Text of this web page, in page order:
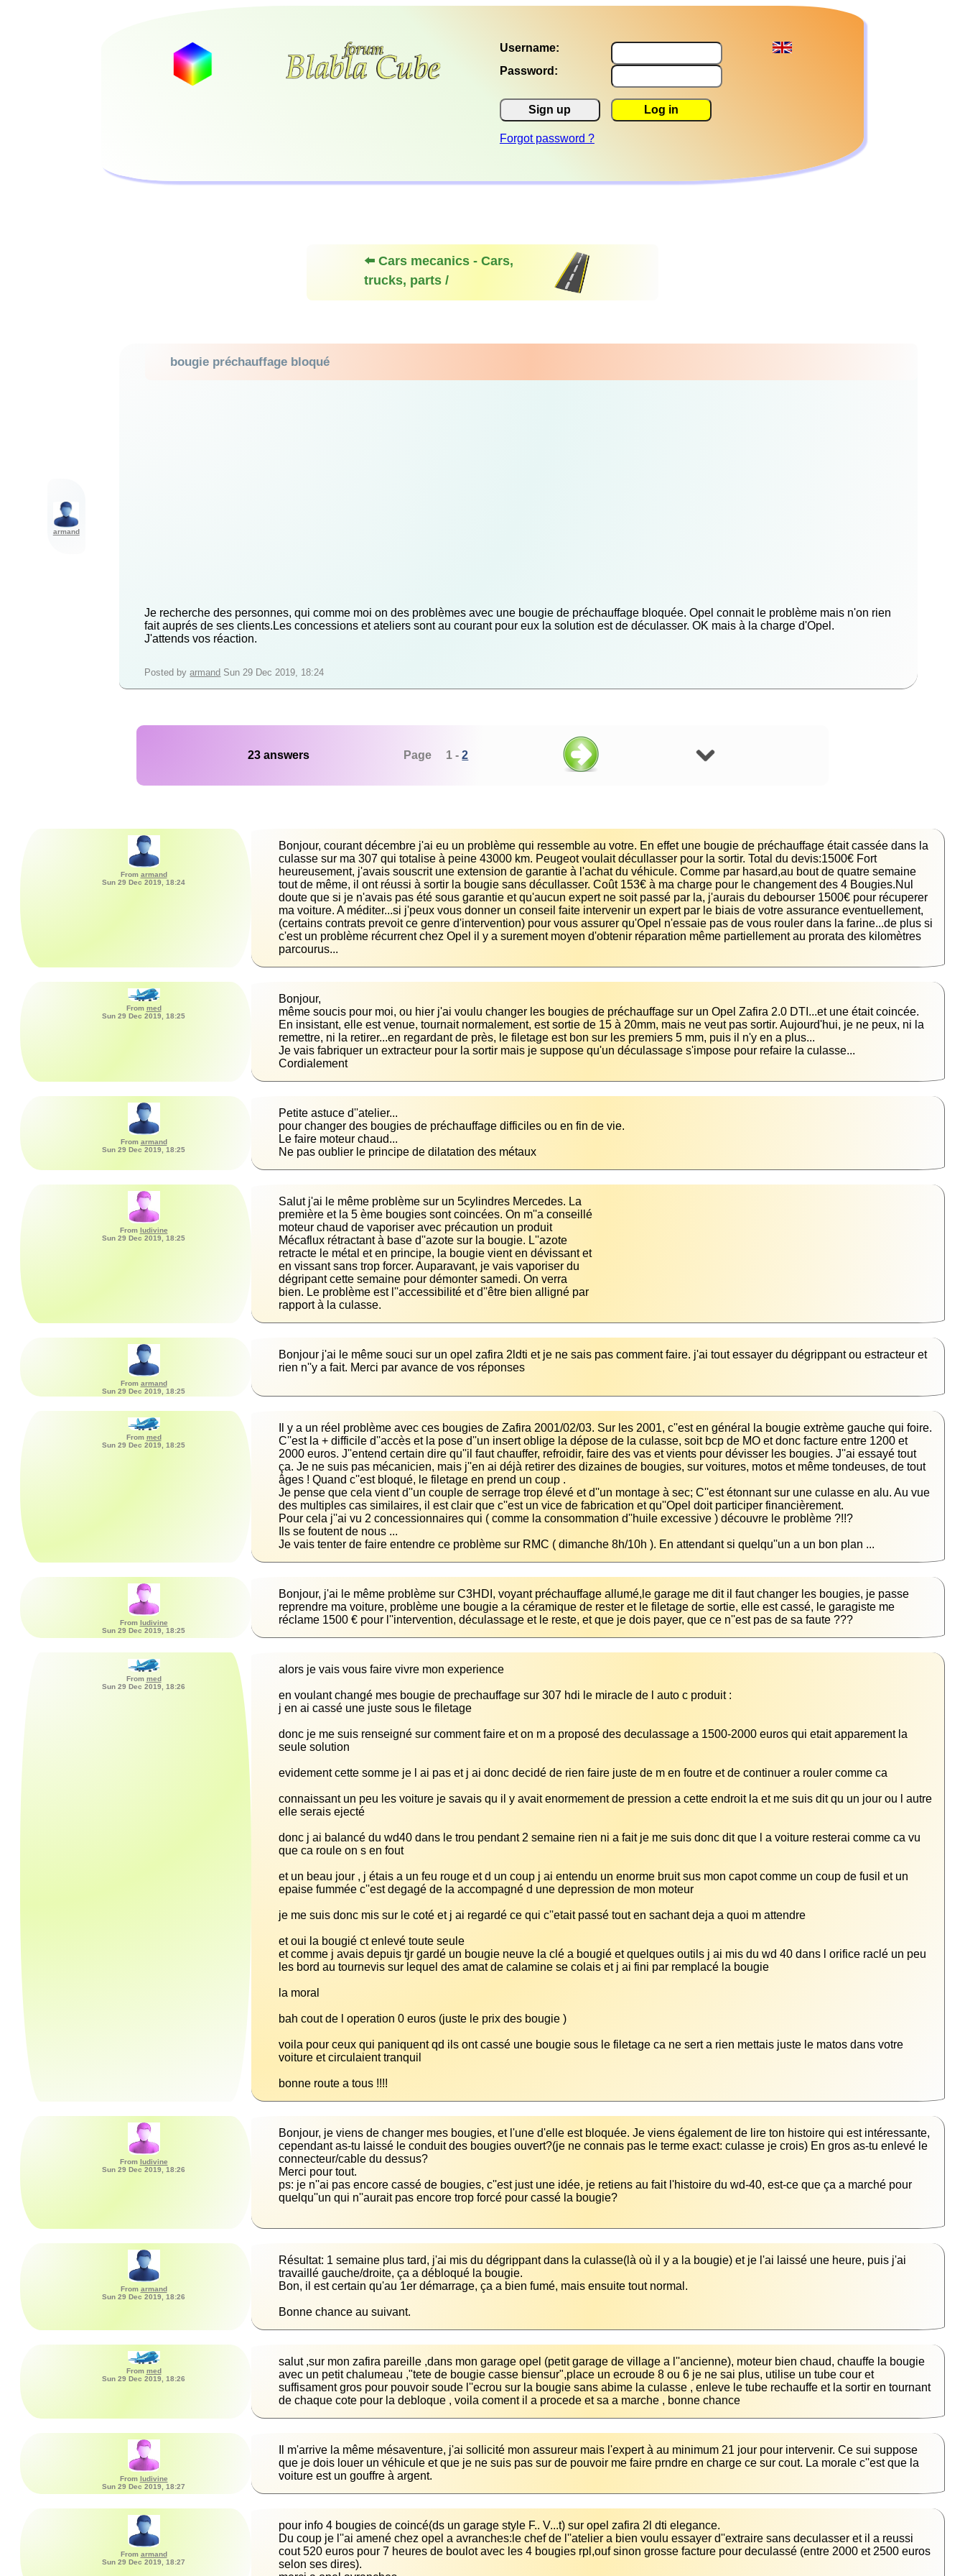
Username:
Password:
Sign up Log in
Forgot password ?
⬅️ Cars mecanics - Cars,
trucks, parts /
armand
bougie préchauffage bloqué
Je recherche des personnes, qui comme moi on des problèmes avec une bougie de préchauffage bloquée. Opel connait le problème mais n'on rien
fait auprés de ses clients.Les concessions et ateliers sont au courant pour eux la solution est de déculasser. OK mais à la charge d'Opel.
J'attends vos réaction.
Posted byarmand Sun 29 Dec 2019, 18:24
23 answers Page 1 -2
From armand
Sun 29 Dec 2019, 18:24
Bonjour, courant décembre j'ai eu un problème qui ressemble au votre. En effet une bougie de préchauffage était cassée dans la
culasse sur ma 307 qui totalise à peine 43000 km. Peugeot voulait décullasser pour la sortir. Total du devis:1500€ Fort
heureusement, j'avais souscrit une extension de garantie à l'achat du véhicule. Comme par hasard,au bout de quatre semaine
tout de même, il ont réussi à sortir la bougie sans décullasser. Coût 153€ à ma charge pour le changement des 4 Bougies.Nul
doute que si je n'avais pas été sous garantie et qu'aucun expert ne soit passé par la, j'aurais du debourser 1500€ pour récuperer
ma voiture. A méditer...si j'peux vous donner un conseil faite intervenir un expert par le biais de votre assurance eventuellement,
(certains contrats prevoit ce genre d'intervention) pour vous assurer qu'Opel n'essaie pas de vous rouler dans la farine...de plus si
c'est un problème récurrent chez Opel il y a surement moyen d'obtenir réparation même partiellement au prorata des kilomètres
parcourus...
From med
Sun 29 Dec 2019, 18:25
même soucis pour moi, ou hier j'ai voulu changer les bougies de préchauffage sur un Opel Zafira 2.0 DTI...et une était coincée.
En insistant, elle est venue, tournait normalement, est sortie de 15 à 20mm, mais ne veut pas sortir. Aujourd'hui, je ne peux, ni la
Cordialement
From armand
Sun 29 Dec 2019, 18:25
Ne pas oublier le principe de dilatation des métaux
From ludivine
Sun 29 Dec 2019, 18:25
rapport à la culasse.
From armand
Sun 29 Dec 2019, 18:25
Bonjour j'ai le même souci sur un opel zafira 2ldti et je ne sais pas comment faire. j'ai tout essayer du dégrippant ou estracteur et
rien n''y a fait. Merci par avance de vos réponses
From med
Sun 29 Dec 2019, 18:25
Il y a un réel problème avec ces bougies de Zafira 2001/02/03. Sur les 2001, c''est en général la bougie extrème gauche qui foire.
C''est la + difficile d''accès et la pose d''un insert oblige la dépose de la culasse, soit bcp de MO et donc facture entre 1200 et
2000 euros. J''entend certain dire qu''il faut chauffer, refroidir, faire des vas et vients pour dévisser les bougies. J''ai essayé tout
ça. Je ne suis pas mécanicien, mais j''en ai déjà retirer des dizaines de bougies, sur voitures, motos et même tondeuses, de tout
Je pense que cela vient d''un couple de serrage trop élevé et d''un montage à sec; C''est étonnant sur une culasse en alu. Au vue
Je vais tenter de faire entendre ce problème sur RMC ( dimanche 8h/10h ). En attendant si quelqu''un a un bon plan ...
From ludivine
Sun 29 Dec 2019, 18:25
Bonjour, j'ai le même problème sur C3HDI, voyant préchauffage allumé,le garage me dit il faut changer les bougies, je passe
reprendre ma voiture, problème une bougie a la céramique de rester et le filetage de sortie, elle est cassé, le garagiste me
réclame 1500 € pour l''intervention, déculassage et le reste, et que je dois payer, que ce n''est pas de sa faute ???
From med
Sun 29 Dec 2019, 18:26
donc je me suis renseigné sur comment faire et on m a proposé des deculassage a 1500-2000 euros qui etait apparement la
connaissant un peu les voiture je savais qu il y avait enormement de pression a cette endroit la et me suis dit qu un jour ou l autre
donc j ai balancé du wd40 dans le trou pendant 2 semaine rien ni a fait je me suis donc dit que l a voiture resterai comme ca vu
et un beau jour , j étais a un feu rouge et d un coup j ai entendu un enorme bruit sus mon capot comme un coup de fusil et un
et comme j avais depuis tjr gardé un bougie neuve la clé a bougié et quelques outils j ai mis du wd 40 dans l orifice raclé un peu
voila pour ceux qui paniquent qd ils ont cassé une bougie sous le filetage ca ne sert a rien mettais juste le matos dans votre
bonne route a tous !!!!
From ludivine
Sun 29 Dec 2019, 18:26
Bonjour, je viens de changer mes bougies, et l'une d'elle est bloquée. Je viens également de lire ton histoire qui est intéressante,
cependant as-tu laissé le conduit des bougies ouvert?(je ne connais pas le terme exact: culasse je crois) En gros as-tu enlevé le
ps: je n''ai pas encore cassé de bougies, c''est just une idée, je retiens au fait l'histoire du wd-40, est-ce que ça a marché pour
From armand
Sun 29 Dec 2019, 18:26
Résultat: 1 semaine plus tard, j'ai mis du dégrippant dans la culasse(là où il y a la bougie) et je l'ai laissé une heure, puis j'ai
Bonne chance au suivant.
From med
Sun 29 Dec 2019, 18:26
salut ,sur mon zafira pareille ,dans mon garage opel (petit garage de village a l''ancienne), moteur bien chaud, chauffe la bougie
avec un petit chalumeau ,"tete de bougie casse biensur",place un ecroude 8 ou 6 je ne sai plus, utilise un tube cour et
suffisament gros pour pouvoir soude l''ecrou sur la bougie sans abime la culasse , enleve le tube rechauffe et la sortir en tournant
de chaque cote pour la debloque , voila coment il a procede et sa a marche , bonne chance
From ludivine
Sun 29 Dec 2019, 18:27
Il m'arrive la même mésaventure, j'ai sollicité mon assureur mais l'expert à au minimum 21 jour pour intervenir. Ce sui suppose
que je dois louer un véhicule et que je ne suis pas sur de pouvoir me faire prndre en charge ce sur cout. La morale c''est que la
voiture est un gouffre à argent.
From armand
Sun 29 Dec 2019, 18:27
cout 520 euros pour 7 heures de boulot avec les 4 bougies rpl,ouf sinon grosse facture pour deculassé (entre 2000 et 2500 euros